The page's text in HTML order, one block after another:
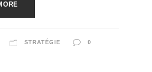
STRATÉGIE 0